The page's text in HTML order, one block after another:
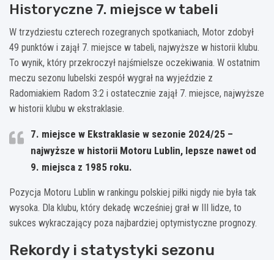
Historyczne 7. miejsce w tabeli
W trzydziestu czterech rozegranych spotkaniach, Motor zdobył
49 punktów i zajął 7. miejsce w tabeli, najwyższe w historii klubu.
To wynik, który przekroczył najśmielsze oczekiwania. W ostatnim
meczu sezonu lubelski zespół wygrał na wyjeździe z
Radomiakiem Radom 3:2 i ostatecznie zajął 7. miejsce, najwyższe
w historii klubu w ekstraklasie.
7. miejsce w Ekstraklasie w sezonie 2024/25 –
najwyższe w historii Motoru Lublin, lepsze nawet od
9. miejsca z 1985 roku.
Pozycja Motoru Lublin w rankingu polskiej piłki nigdy nie była tak
wysoka. Dla klubu, który dekadę wcześniej grał w III lidze, to
sukces wykraczający poza najbardziej optymistyczne prognozy.
Rekordy i statystyki sezonu